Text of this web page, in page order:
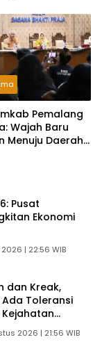
Pemalang
Wajah Baru
Menuju Daerah
Pusat
Ekonomi
| 22:56 WIB
dan Kreak,
Toleransi
Kejahatan
2026 | 21:56 WIB